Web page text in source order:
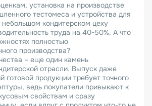
установка на производстве
тестомеса и устройства для
небольшом кондитерском цеху
труда на 40-50%. А что
полностью
производства?
– еще один камень
отрасли. Выпуск даже
готовой продукции требует точного
ведь покупатели привыкают к
свойствам и сразу